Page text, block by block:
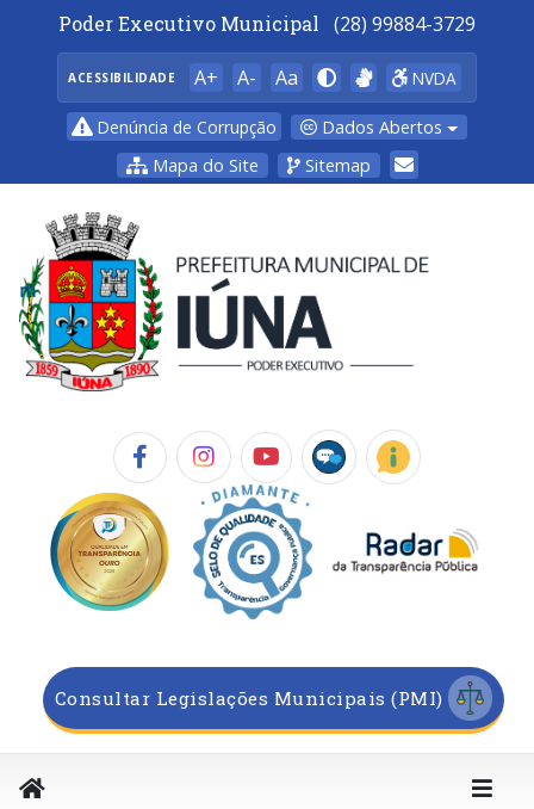
Poder Executivo Municipal (28) 99884-3729
ACESSIBILIDADE A+ A- Aa NVDA
Denúncia de Corrupção
Dados Abertos
Mapa do Site
Sitemap
Consultar Legislações Municipais (PMI)